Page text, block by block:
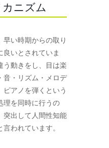
ニズム
早い時期からの取り
いとされていま
う動きをし、目は楽
音・リズム・メロデ
ピアノを弾くという
理を同時に行うの
突出して人間性知能
われています。